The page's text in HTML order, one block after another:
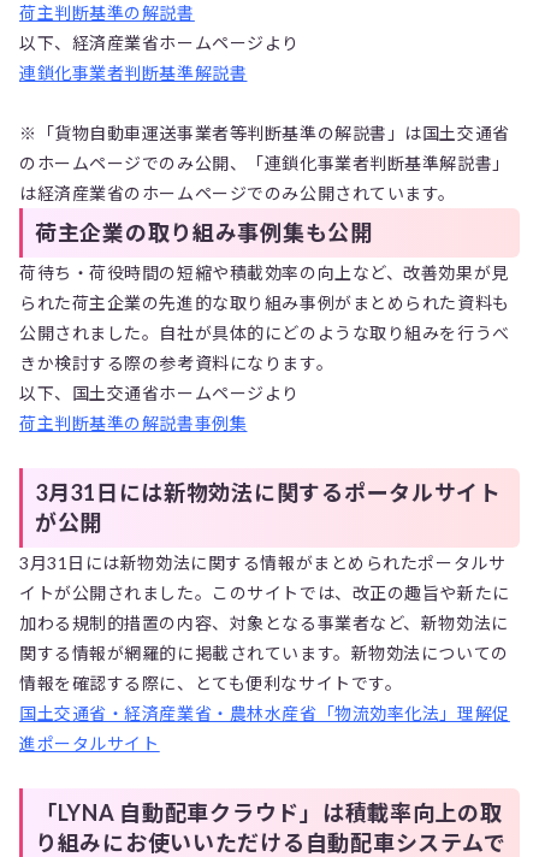
荷主判断基準の解説書
以下、経済産業省ホームページより
連鎖化事業者判断基準解説書
※「貨物自動車運送事業者等判断基準の解説書」は国土交通省
のホームページでのみ公開、「連鎖化事業者判断基準解説書」
は経済産業省のホームページでのみ公開されています。
荷主企業の取り組み事例集も公開
荷待ち・荷役時間の短縮や積載効率の向上など、改善効果が見
られた荷主企業の先進的な取り組み事例がまとめられた資料も
公開されました。自社が具体的にどのような取り組みを行うべ
きか検討する際の参考資料になります。
以下、国土交通省ホームページより
荷主判断基準の解説書事例集
3月31日には新物効法に関するポータルサイト
が公開
3月31日には新物効法に関する情報がまとめられたポータルサ
イトが公開されました。このサイトでは、改正の趣旨や新たに
加わる規制的措置の内容、対象となる事業者など、新物効法に
関する情報が網羅的に掲載されています。新物効法についての
情報を確認する際に、とても便利なサイトです。
国土交通省・経済産業省・農林水産省「物流効率化法」理解促
進ポータルサイト
「LYNA 自動配車クラウド」は積載率向上の取
り組みにお使いいただける自動配車システムで